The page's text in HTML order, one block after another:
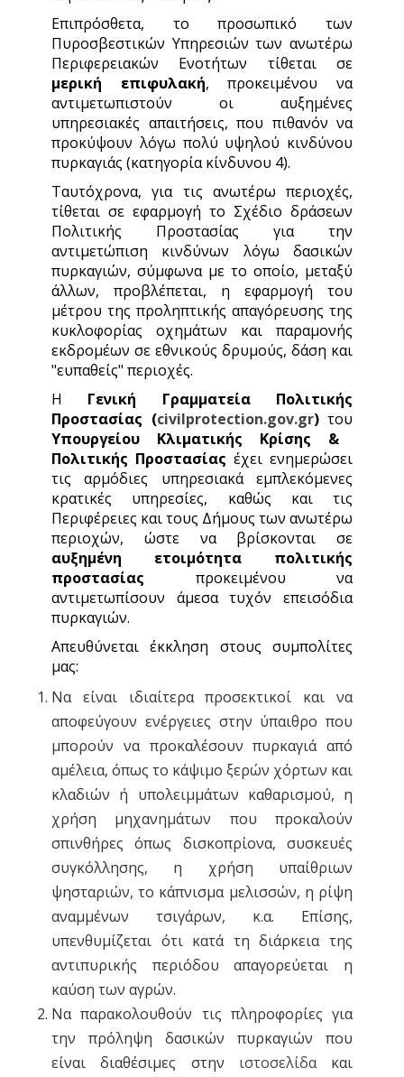
Επιπρόσθετα, το προσωπικό των
Πυροσβεστικών Υπηρεσιών των ανωτέρω
Περιφερειακών Ενοτήτων τίθεται σε
μερική επιφυλακή, προκειμένου να
αντιμετωπιστούν οι αυξημένες
υπηρεσιακές απαιτήσεις, που πιθανόν να
προκύψουν λόγω πολύ υψηλού κινδύνου
πυρκαγιάς (κατηγορία κίνδυνου 4).
Ταυτόχρονα, για τις ανωτέρω περιοχές,
τίθεται σε εφαρμογή το Σχέδιο δράσεων
Πολιτικής Προστασίας για την
αντιμετώπιση κινδύνων λόγω δασικών
πυρκαγιών, σύμφωνα με το οποίο, μεταξύ
άλλων, προβλέπεται, η εφαρμογή του
μέτρου της προληπτικής απαγόρευσης της
κυκλοφορίας οχημάτων και παραμονής
εκδρομέων σε εθνικούς δρυμούς, δάση και
"ευπαθείς" περιοχές.
Η Γενική Γραμματεία Πολιτικής
Προστασίας (civilprotection.gov.gr)του
Υπουργείου Κλιματικής Κρίσης &
Πολιτικής Προστασίας έχει ενημερώσει
τις αρμόδιες υπηρεσιακά εμπλεκόμενες
κρατικές υπηρεσίες, καθώς και τις
Περιφέρειες και τους Δήμους των ανωτέρω
περιοχών, ώστε να βρίσκονται σε
αυξημένη ετοιμότητα πολιτικής
προστασίας προκειμένου να
αντιμετωπίσουν άμεσα τυχόν επεισόδια
πυρκαγιών.
Απευθύνεται έκκληση στους συμπολίτες
μας:
Να είναι ιδιαίτερα προσεκτικοί και να
αποφεύγουν ενέργειες στην ύπαιθρο που
μπορούν να προκαλέσουν πυρκαγιά από
αμέλεια, όπως το κάψιμο ξερών χόρτων και
κλαδιών ή υπολειμμάτων καθαρισμού, η
χρήση μηχανημάτων που προκαλούν
σπινθήρες όπως δισκοπρίονα, συσκευές
συγκόλλησης, η χρήση υπαίθριων
ψησταριών, το κάπνισμα μελισσών, η ρίψη
αναμμένων τσιγάρων, κ.α. Επίσης,
υπενθυμίζεται ότι κατά τη διάρκεια της
αντιπυρικής περιόδου απαγορεύεται η
καύση των αγρών.
Να παρακολουθούν τις πληροφορίες για
την πρόληψη δασικών πυρκαγιών που
είναι διαθέσιμες στην ιστοσελίδακαι